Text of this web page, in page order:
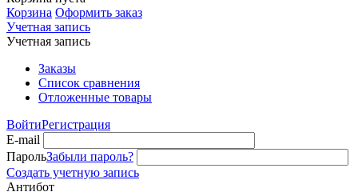
Корзина Оформить заказ
Учетная запись
Учетная запись
Заказы
Список сравнения
Отложенные товары
ВойтиРегистрация
E-mail
ПарольЗабыли пароль?
Создать учетную запись
Антибот